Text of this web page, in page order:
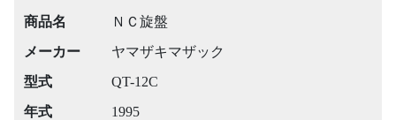
商品名
ＮＣ旋盤
メーカー
ヤマザキマザック
型式
QT-12C
年式
1995